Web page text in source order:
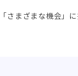
さまざまな機会」